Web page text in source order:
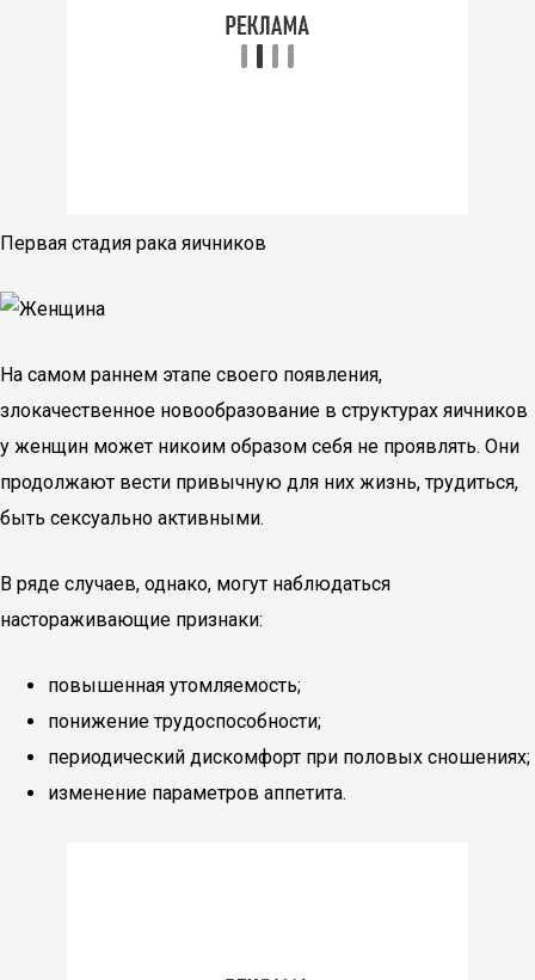
Первая стадия рака яичников
На самом раннем этапе своего появления,
злокачественное новообразование в структурах яичников
у женщин может никоим образом себя не проявлять. Они
продолжают вести привычную для них жизнь, трудиться,
быть сексуально активными.
В ряде случаев, однако, могут наблюдаться
настораживающие признаки:
повышенная утомляемость;
понижение трудоспособности;
периодический дискомфорт при половых сношениях;
изменение параметров аппетита.